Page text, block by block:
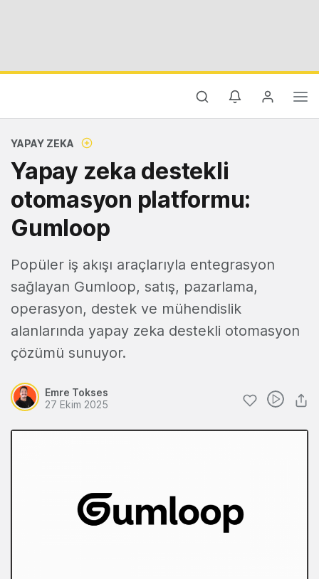
YAPAY ZEKA
Yapay zeka destekli
otomasyon platformu:
Gumloop
Popüler iş akışı araçlarıyla entegrasyon
sağlayan Gumloop, satış, pazarlama,
operasyon, destek ve mühendislik
alanlarında yapay zeka destekli otomasyon
çözümü sunuyor.
Emre Tokses
27 Ekim 2025